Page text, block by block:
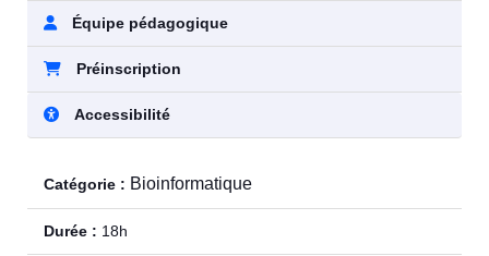
Équipe pédagogique
Préinscription
Accessibilité
Catégorie : Bioinformatique
Durée : 18h